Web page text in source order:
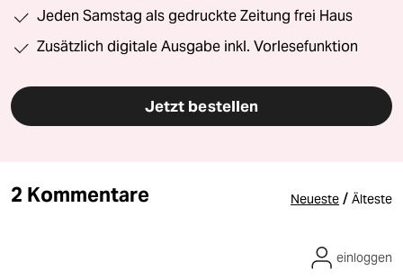
Jeden Samstag als gedruckte Zeitung frei Haus
Zusätzlich digitale Ausgabe inkl. Vorlesefunktion
Jetzt bestellen
2 Kommentare Neueste / Älteste
einloggen